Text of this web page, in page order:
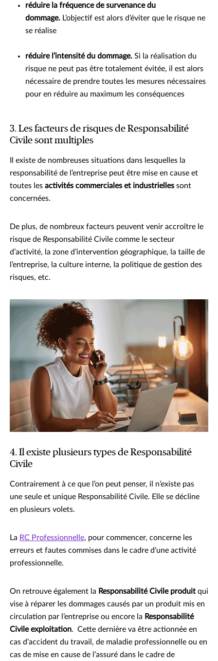
réduire la fréquence de survenance du
dommage. L’objectif est alors d’éviter que le risque ne
se réalise
réduire l’intensité du dommage. Si la réalisation du
risque ne peut pas être totalement évitée, il est alors
nécessaire de prendre toutes les mesures nécessaires
pour en réduire au maximum les conséquences
3. Les facteurs de risques de Responsabilité
Civile sont multiples
Il existe de nombreuses situations dans lesquelles la
responsabilité de l’entreprise peut être mise en cause et
toutes les activités commerciales et industrielles sont
concernées.
De plus, de nombreux facteurs peuvent venir accroître le
risque de Responsabilité Civile comme le secteur
d’activité, la zone d’intervention géographique, la taille de
l’entreprise, la culture interne, la politique de gestion des
risques, etc.
4. Il existe plusieurs types de Responsabilité
Civile
Contrairement à ce que l’on peut penser, il n’existe pas
une seule et unique Responsabilité Civile. Elle se décline
en plusieurs volets.
La RC Professionnelle, pour commencer, concerne les
erreurs et fautes commises dans le cadre d'une activité
professionnelle.
On retrouve également la Responsabilité Civile produit qui
vise à réparer les dommages causés par un produit mis en
circulation par l’entreprise ou encore la Responsabilité
Civile exploitation. Cette dernière va être actionnée en
cas d’accident du travail, de maladie professionnelle ou en
cas de mise en cause de l’assuré dans le cadre de